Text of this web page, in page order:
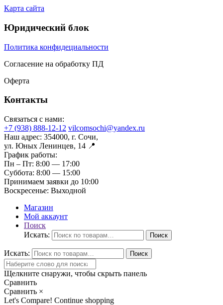
Карта сайта
Юридический блок
Политика конфидециальности
Согласение на обработку ПД
Оферта
Контакты
Связаться с нами:
+7 (938) 888-12-12 vilcomsochi@yandex.ru
Наш адрес: 354000, г. Сочи,
ул. Юных Ленинцев, 14 📍
График работы:
Пн – Пт: 8:00 — 17:00
Суббота: 8:00 — 15:00
Принимаем заявки до 10:00
Воскресенье: Выходной
Магазин
Мой аккаунт
Поиск
Искать:
Поиск
Искать: Поиск
Щелкните снаружи, чтобы скрыть панель
Сравнить
Сравнить ×
Let's Compare! Continue shopping